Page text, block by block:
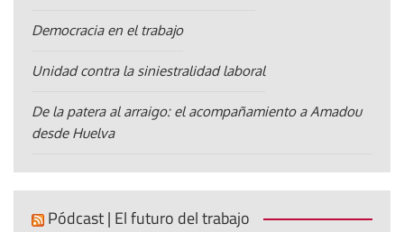
Democracia en el trabajo
Unidad contra la siniestralidad laboral
De la patera al arraigo: el acompañamiento a Amadou
desde Huelva
Pódcast | El futuro del trabajo